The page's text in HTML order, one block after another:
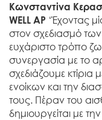
Κωνσταντίνα
WELL AP ‘Έχοντας
στον σχεδιασμό
ευχάριστο τρόπο
συνεργασία με το
σχεδιάζουμε
ενοίκων και την
τους. Πέραν του
δημιουργείται με